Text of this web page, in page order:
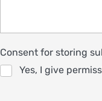
Consent for storing
Yes, I give